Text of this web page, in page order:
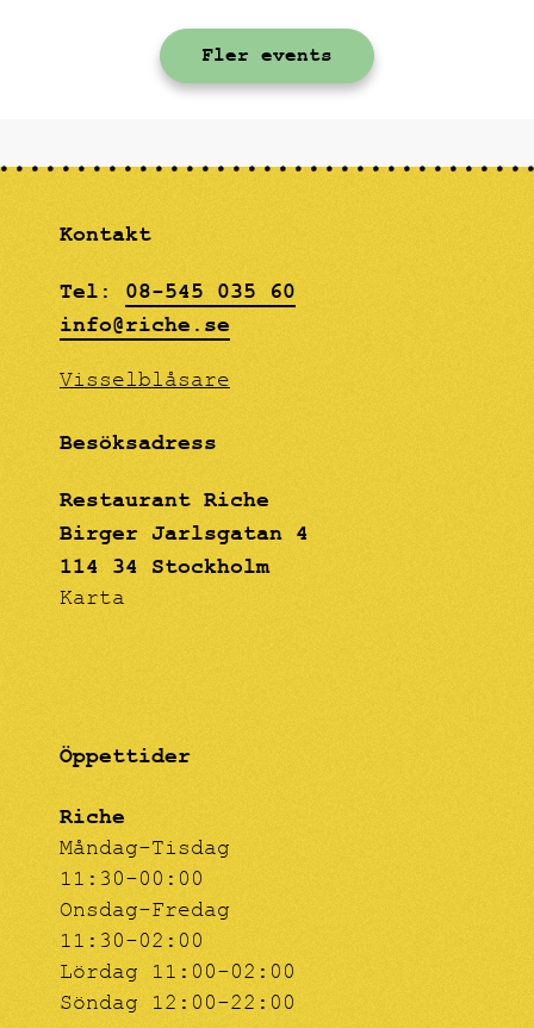
gräddstekta kantareller
på toast, svenska
signalkräftor med
klassiska tillbehör och
Fler events
Öppettider
Riche
Måndag-Tisdag
11:30-00:00
Onsdag-Fredag
11:30-02:00
Lördag 11:00-02:00
Söndag 12:00-22:00
Kontakt
Tel: 08-545 035 60
info@riche.se
Visselblåsare
Besöksadress
Restaurant Riche
Birger Jarlsgatan 4
114 34 Stockholm
Karta